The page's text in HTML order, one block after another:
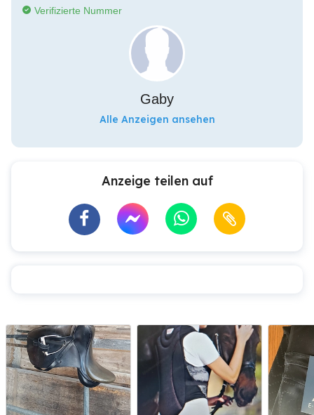
Verifizierte Nummer
Gaby
Alle Anzeigen ansehen
Anzeige teilen auf